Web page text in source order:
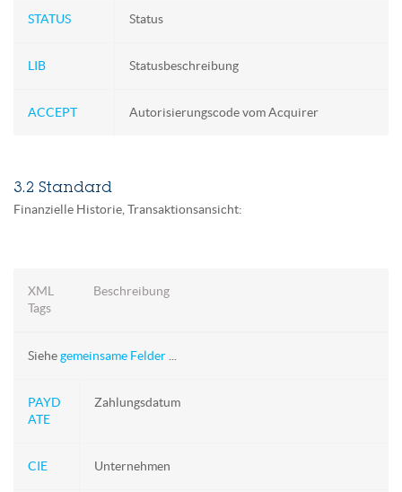
STATUS Status
LIB Statusbeschreibung
ACCEPT Autorisierungscode vom Acquirer
3.2 Standard
Finanzielle Historie, Transaktionsansicht:
XML
Tags
Beschreibung
Siehegemeinsame Felder
PAYD
ATE
Zahlungsdatum
CIE Unternehmen